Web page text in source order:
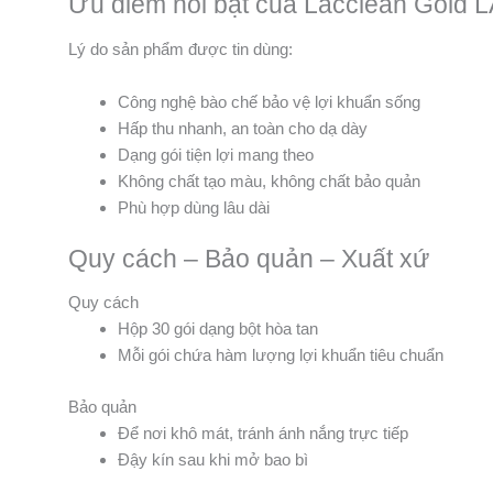
Lý do sản phẩm được tin dùng:
Công nghệ bào chế bảo vệ lợi khuẩn sống
Hấp thu nhanh, an toàn cho dạ dày
Dạng gói tiện lợi mang theo
Không chất tạo màu, không chất bảo quản
Phù hợp dùng lâu dài
Quy cách – Bảo quản – Xuất xứ
Quy cách
Hộp 30 gói dạng bột hòa tan
Mỗi gói chứa hàm lượng lợi khuẩn tiêu chuẩn
Bảo quản
Để nơi khô mát, tránh ánh nắng trực tiếp
Đậy kín sau khi mở bao bì